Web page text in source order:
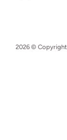
2026 ©